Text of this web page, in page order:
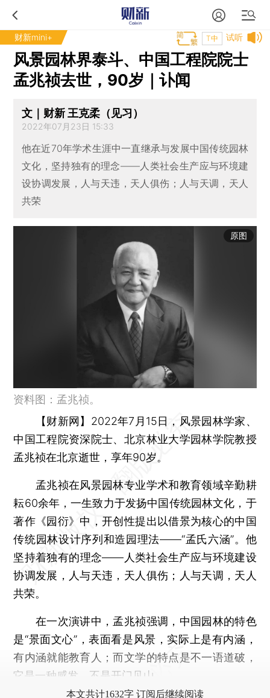
财新mini+ 试听
T中
风景园林界泰斗、中国工程院院士
孟兆祯去世，90岁｜讣闻
文｜财新 王克柔（见习）
2022年07月23日 15:33
他在近70年学术生涯中一直继承与发展中国传统园林
文化，坚持独有的理念——人类社会生产应与环境建
设协调发展，人与天违，天人俱伤；人与天调，天人
共荣
原图
资料图：孟兆祯。
【财新网】 2022年7月15日，风景园林学家、
中国工程院资深院士、北京林业大学园林学院教授
孟兆祯在北京逝世，享年90岁。
孟兆祯在风景园林专业学术和教育领域辛勤耕
耘60余年，一生致力于发扬中国传统园林文化，于
著作《园衍》中，开创性提出以借景为核心的中国
传统园林设计序列和造园理法——“孟氏六涵”。他
坚持着独有的理念——人类社会生产应与环境建设
协调发展，人与天违，天人俱伤；人与天调，天人
共荣。
在一次演讲中，孟兆祯强调，中国园林的特色
是“景面文心”，表面看是风景，实际上是有内涵，
有内涵就能教育人；而文学的特点是不一语道破，
它是一种感发，不是开门见山。
本文共计1632字 订阅后继续阅读